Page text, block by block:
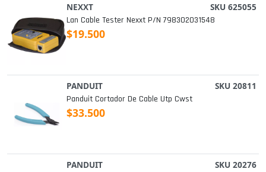
NEXXT SKU 625055
Lan Cable Tester Nexxt P/n 798302031548
$19.500
PANDUIT SKU 20811
Panduit Cortador De Cable Utp Cwst
$33.500
PANDUIT SKU 20276